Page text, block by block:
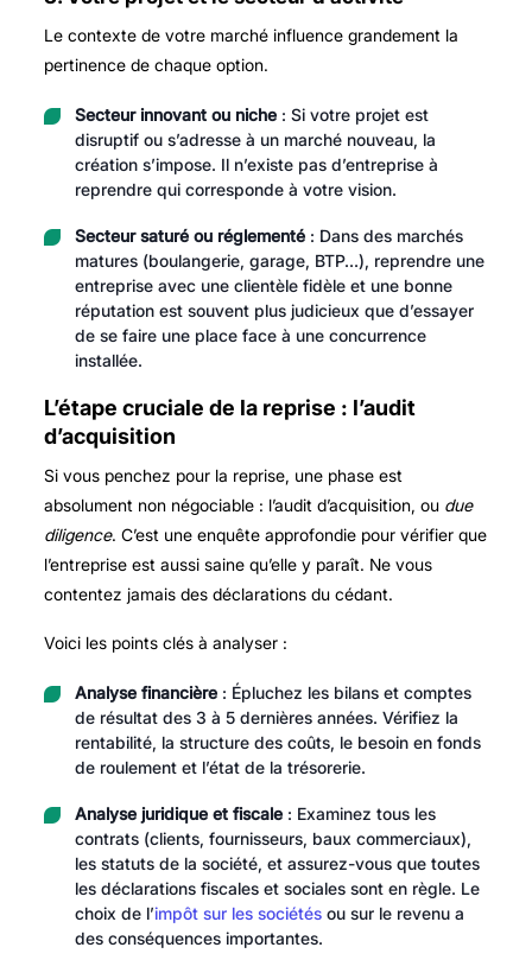
Le contexte de votre marché influence grandement la
pertinence de chaque option.
Secteur innovant ou niche: Si votre projet est
disruptif ou s’adresse à un marché nouveau, la
création s’impose. Il n’existe pas d’entreprise à
reprendre qui corresponde à votre vision.
Secteur saturé ou réglementé: Dans des marchés
matures (boulangerie, garage, BTP…), reprendre une
entreprise avec une clientèle fidèle et une bonne
réputation est souvent plus judicieux que d’essayer
de se faire une place face à une concurrence
installée.
L’étape cruciale de la reprise : l’audit
d’acquisition
Si vous penchez pour la reprise, une phase est
absolument non négociable : l’audit d’acquisition, ou due
diligence. C’est une enquête approfondie pour vérifier que
l’entreprise est aussi saine qu’elle y paraît. Ne vous
contentez jamais des déclarations du cédant.
Voici les points clés à analyser :
Analyse financière: Épluchez les bilans et comptes
de résultat des 3 à 5 dernières années. Vérifiez la
rentabilité, la structure des coûts, le besoin en fonds
de roulement et l’état de la trésorerie.
Analyse juridique et fiscale: Examinez tous les
contrats (clients, fournisseurs, baux commerciaux),
les statuts de la société, et assurez-vous que toutes
les déclarations fiscales et sociales sont en règle. Le
choix de l’impôt sur les sociétésou sur le revenu a
des conséquences importantes.